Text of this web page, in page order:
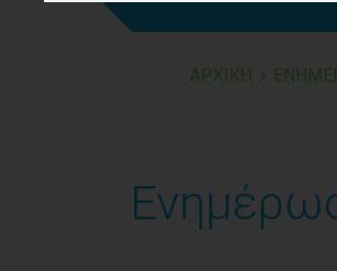
ΑΡΧΙΚΗ